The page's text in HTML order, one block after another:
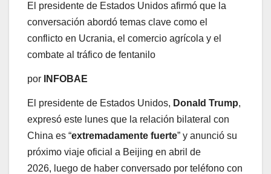
El presidente de Estados Unidos afirmó que la
conversación abordó temas clave como el
conflicto en Ucrania, el comercio agrícola y el
combate al tráfico de fentanilo
por INFOBAE
El presidente de Estados Unidos, Donald Trump,
expresó este lunes que la relación bilateral con
China es “extremadamente fuerte” y anunció su
próximo viaje oficial a Beijing en abril de
2026, luego de haber conversado por teléfono con